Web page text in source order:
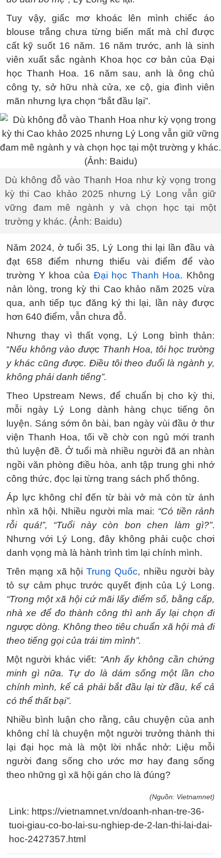
Tuy vậy, giấc mơ khoác lên mình chiếc áo
blouse trắng chưa từng biến mất mà chỉ được
cất kỹ suốt 16 năm. 16 năm trước, anh là sinh
viên xuất sắc ngành Khoa học cơ bản của Đại
học Thanh Hoa. 16 năm sau, anh là ông chủ
công ty, sở hữu nhà cửa, xe cộ, gia đình viên
mãn nhưng lựa chọn “bắt đầu lại”.
Dù không đỗ vào Thanh Hoa như kỳ vọng trong
kỳ thi Cao khảo 2025 nhưng Lý Long vẫn giữ
vững đam mê ngành y và chọn học tại một
trường y khác. (Ảnh: Baidu)
Năm 2024, ở tuổi 35, Lý Long thi lại lần đầu và
đạt 658 điểm nhưng thiếu vài điểm để vào
trường Y khoa của Đại học Thanh Hoa. Không
nản lòng, trong kỳ thi Cao khảo năm 2025 vừa
qua, anh tiếp tục đăng ký thi lại, lần này được
hơn 640 điểm, vẫn chưa đỗ.
Nhưng thay vì thất vọng, Lý Long bình thản:
“Nếu không vào được Thanh Hoa, tôi học trường
y khác cũng được. Điều tôi theo đuổi là ngành y,
không phải danh tiếng”.
Theo Upstream News, để chuẩn bị cho kỳ thi,
mỗi ngày Lý Long dành hàng chục tiếng ôn
luyện. Sáng sớm ôn bài, ban ngày vùi đầu ở thư
viện Thanh Hoa, tối về chờ con ngủ mới tranh
thủ luyện đề. Ở tuổi mà nhiều người đã an nhàn
ngồi văn phòng điều hòa, anh tập trung ghi nhớ
công thức, đọc lại từng trang sách phổ thông.
Áp lực không chỉ đến từ bài vở mà còn từ ánh
nhìn xã hội. Nhiều người mỉa mai: “Có tiền rảnh
rỗi quá!”, “Tuổi này còn bon chen làm gì?”.
Nhưng với Lý Long, đây không phải cuộc chơi
danh vọng mà là hành trình tìm lại chính mình.
Trên mạng xã hội Trung Quốc, nhiều người bày
tỏ sự cảm phục trước quyết định của Lý Long.
“Trong một xã hội cứ mãi lấy điểm số, bằng cấp,
nhà xe để đo thành công thì anh ấy lại chọn đi
ngược dòng. Không theo tiêu chuẩn xã hội mà đi
theo tiếng gọi của trái tim mình”.
Một người khác viết: “Anh ấy không cần chứng
minh gì nữa. Tự do là dám sống một lần cho
chính mình, kể cả phải bắt đầu lại từ đầu, kể cả
có thể thất bại”.
Nhiều bình luận cho rằng, câu chuyện của anh
không chỉ là chuyện một người trưởng thành thi
lại đại học mà là một lời nhắc nhở: Liệu mỗi
người đang sống cho ước mơ hay đang sống
theo những gì xã hội gán cho là đúng?
(Nguồn: Vietnamnet)
Link: https://vietnamnet.vn/doanh-nhan-tre-36-
tuoi-giau-co-bo-lai-su-nghiep-de-2-lan-thi-lai-dai-
hoc-2427357.html